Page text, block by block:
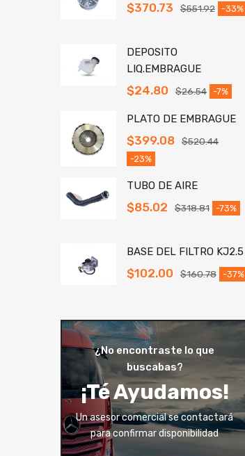
$551.92
$370.73 -33%
DEPOSITO
LIQ.EMBRAGUE
$26.54
$24.80 -7%
PLATO DE EMBRAGUE
$520.44
$399.08
-23%
TUBO DE AIRE
$318.81
$85.02 -73%
BASE DEL FILTRO KJ2.5
$160.78
$102.00 -37%
¿No encontraste lo que
buscabas?
¡Té Ayudamos!
Un asesor comercial se contactará
para confirmar disponibilidad